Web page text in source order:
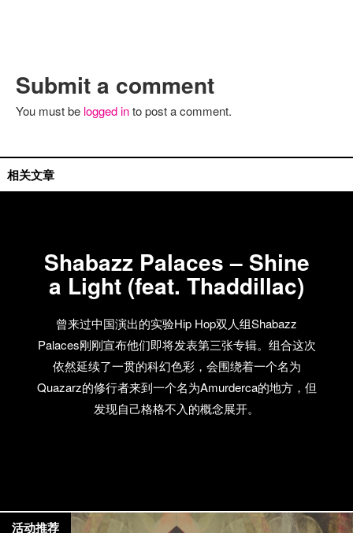
Submit a comment
You must be logged into post a comment.
相关文章
Shabazz Palaces – Shine
a Light (feat. Thaddillac)
曾来过中国演出的实验Hip Hop双人组Shabazz
Palaces刚刚宣布他们即将发表第三张专辑。组合这次
依然延续了一贯的科幻色彩，会围绕着一个名为
Quazarz的修行者来到一个名为Amurderca的地方，但
发现自己格格不入的概念展开。
单曲推荐
活动推荐